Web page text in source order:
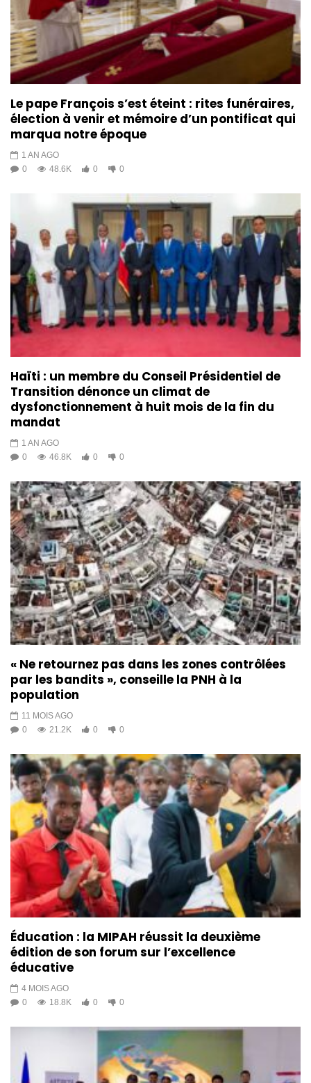
Le pape François s’est éteint : rites funéraires,
élection à venir et mémoire d’un pontificat qui
marqua notre époque
1 AN AGO
0
48.6K 0 0
Haïti : un membre du Conseil Présidentiel de
Transition dénonce un climat de
dysfonctionnement à huit mois de la fin du
mandat
1 AN AGO
0
46.8K 0 0
« Ne retournez pas dans les zones contrôlées
par les bandits », conseille la PNH à la
population
11 MOIS AGO
0
21.2K 0 0
Éducation : la MIPAH réussit la deuxième
édition de son forum sur l’excellence
éducative
4 MOIS AGO
0
18.8K 0 0